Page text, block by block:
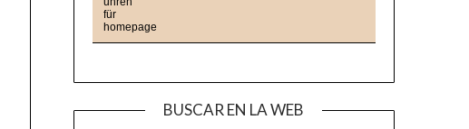
BUSCAR EN LA WEB